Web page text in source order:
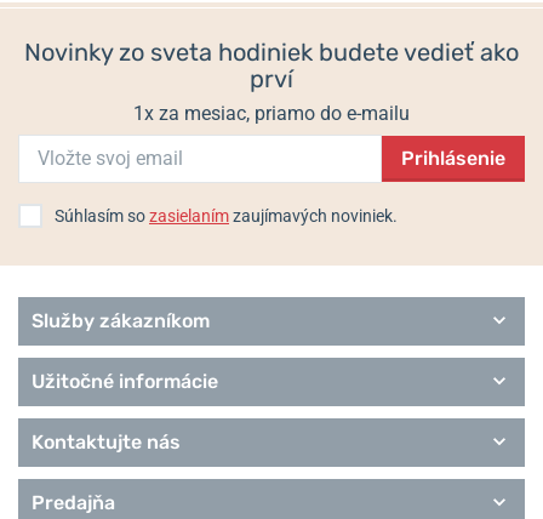
Novinky zo sveta hodiniek budete vedieť ako
prví
1x za mesiac, priamo do e-mailu
Prihlásenie
Súhlasím sozasielanímzaujímavých noviniek.
Služby zákazníkom
Užitočné informácie
Kontaktujte nás
Predajňa